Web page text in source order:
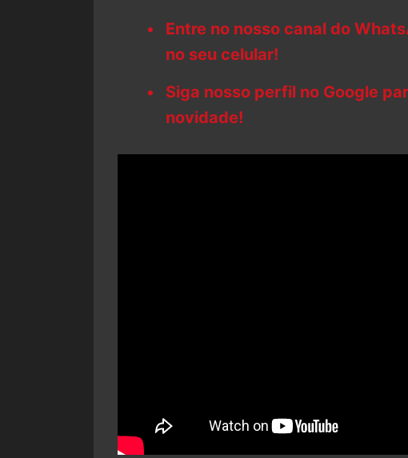
Entre no nosso canal do
no seu celular!
Siga nosso perfil no Google
novidade!